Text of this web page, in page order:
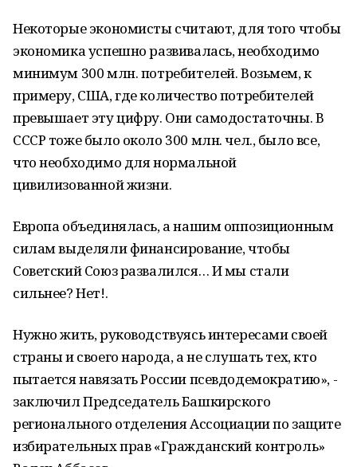
Некоторые экономисты считают, для того чтобы
экономика успешно развивалась, необходимо
минимум 300 млн. потребителей. Возьмем, к
примеру, США, где количество потребителей
превышает эту цифру. Они самодостаточны. В
СССР тоже было около 300 млн. чел., было все,
что необходимо для нормальной
цивилизованной жизни.
Европа объединялась, а нашим оппозиционным
силам выделяли финансирование, чтобы
Советский Союз развалился… И мы стали
сильнее? Нет!.
Нужно жить, руководствуясь интересами своей
страны и своего народа, а не слушать тех, кто
пытается навязать России псевдодемократию», -
заключил Председатель Башкирского
регионального отделения Ассоциации по защите
избирательных прав «Гражданский контроль»